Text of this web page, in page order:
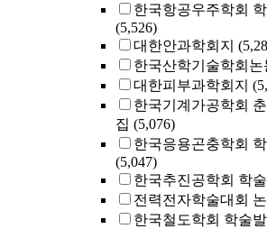
한국항공우주학회
(5,526)
대한안과학회지
한국산학기술학회논
대한피부과학회지
한국기계가공학회
집 (5,076)
한국응용곤충학회
(5,047)
한국추진공학회 학
전력전자학술대회
한국철도학회 학술